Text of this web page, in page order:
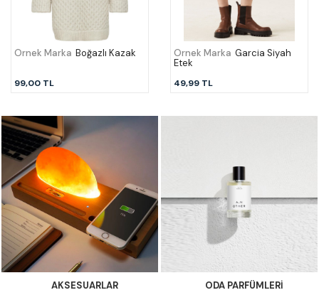
Örnek Marka Boğazlı Kazak
99,00 TL
Örnek Marka Garcia Siyah
Etek
49,99 TL
AKSESUARLAR ODA PARFÜMLERİ